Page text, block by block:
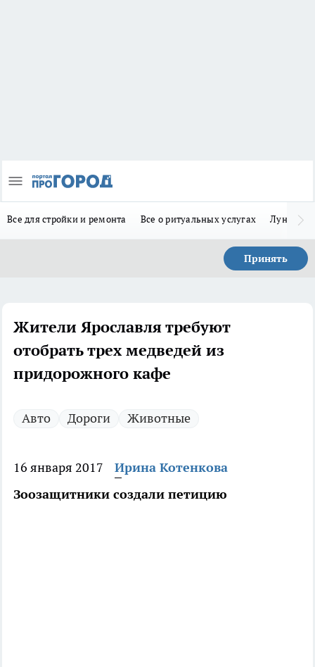
Все для стройки и ремонта Все о ритуальных услугах Лунно-
Принять
Жители Ярославля требуют
отобрать трех медведей из
придорожного кафе
Авто Дороги Животные
16 января 2017
Ирина Котенкова
Зоозащитники создали петицию